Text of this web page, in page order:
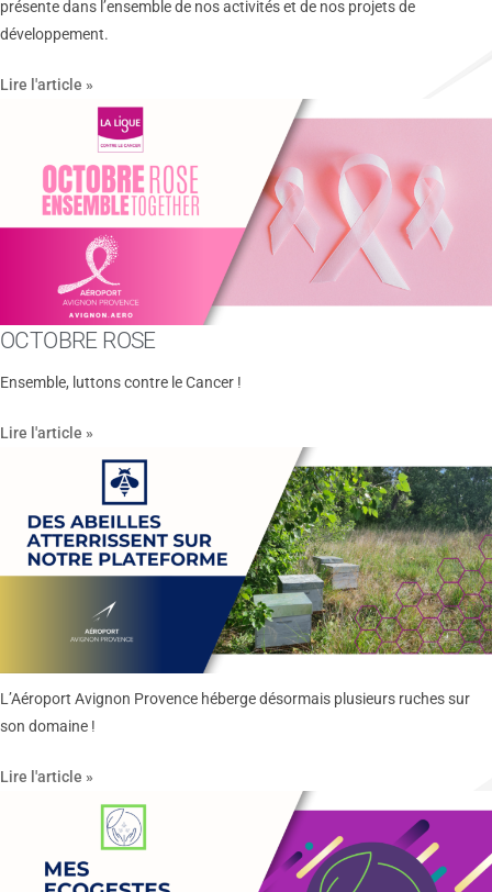
présente dans l’ensemble de nos activités et de nos projets de
développement.
Lire l'article »
OCTOBRE ROSE
Ensemble, luttons contre le Cancer !
Lire l'article »
L’Aéroport Avignon Provence héberge désormais plusieurs ruches sur
son domaine !
Lire l'article »